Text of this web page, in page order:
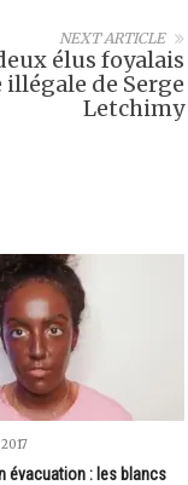
NEXT ARTICLE
élus foyalais
de Serge
Letchimy
évacuation : les blancs